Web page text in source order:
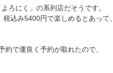
ろにく」の系列店だそうです。
込み5400円で楽しめるとあって、
で運良く予約が取れたので、